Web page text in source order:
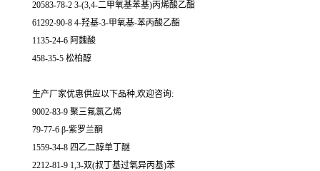
20583-78-2 3-(3,4-二甲氧基苯基)丙烯酸乙酯
61292-90-8 4-羟基-3-甲氧基-苯丙酸乙酯
1135-24-6 阿魏酸
458-35-5 松柏醇
生产厂家优惠供应以下品种,欢迎咨询:
9002-83-9 聚三氟氯乙烯
79-77-6 β-紫罗兰酮
1559-34-8 四乙二醇单丁醚
2212-81-9 1,3-双(叔丁基过氧异丙基)苯